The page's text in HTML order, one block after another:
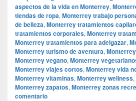
aspectos de la vida en Monterrey,
tiendas de ropa, Monterrey trabajo
de belleza, Monterrey tratamientos
tratamientos corporales, Monterrey
Monterrey tratamientos para adelgazar,
Monterrey turismo de aventura,
Monterrey vegano, Monterrey
Monterrey viajes cortos, Monterrey vida
Monterrey vitaminas, Monterrey wellness,
Monterrey zapatos, Monterrey zonas
comentario